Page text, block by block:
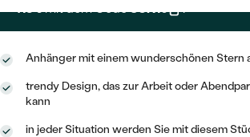
MEMOIRE
V-FORM
VINTAGE
VINTAGE
AUSSERGEWÖHNLICH
NACH TYP
RINGE
ANHÄNGER / KETTEN
OHRSTECKER
CREOLEN
MINIMALISTISCHE
SOLITÄR
ZUR GEBURT EINES KINDES
GOLD
SILBER
PLATIN
413 €mit dem CodeSUN10 .
Anhänger mit einem wunderschönen Stern
trendy Design, das zur Arbeit oder
kann
in jeder Situation werden Sie mit diesem